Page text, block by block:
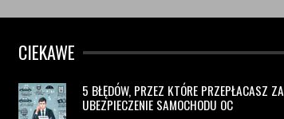
CIEKAWE
5 BŁĘDÓW, PRZEZ KTÓRE PRZEPŁACASZ ZA
UBEZPIECZENIE SAMOCHODU OC